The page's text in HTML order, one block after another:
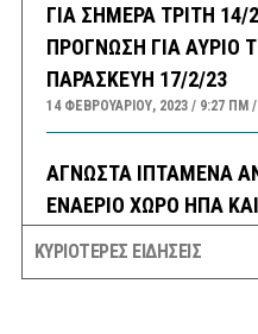
ΓΙΑ ΣΗΜΕΡΑ ΤΡΙΤΗ 14/
ΠΡΟΓΝΩΣΗ ΓΙΑ ΑΥΡΙΟ
ΠΑΡΑΣΚΕΥΗ 17/2/23
14 ΦΕΒΡΟΥΑΡΊΟΥ, 2023 9:27 ΠΜ
ΑΓΝΩΣΤΑ ΙΠΤΑΜΕΝΑ
ΕΝΑΕΡΙΟ ΧΩΡΟ ΗΠΑ
ΚΥΡΙΟΤΕΡΕΣ ΕΙΔΗΣΕΙΣ